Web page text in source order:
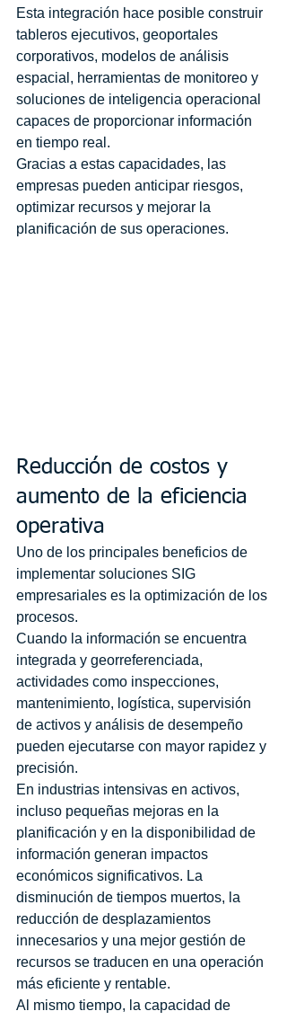
Esta integración hace posible construir
tableros ejecutivos, geoportales
corporativos, modelos de análisis
espacial, herramientas de monitoreo y
soluciones de inteligencia operacional
capaces de proporcionar información
en tiempo real.
Gracias a estas capacidades, las
empresas pueden anticipar riesgos,
optimizar recursos y mejorar la
planificación de sus operaciones.
Reducción de costos y
aumento de la eficiencia
operativa
Uno de los principales beneficios de
implementar soluciones SIG
empresariales es la optimización de los
procesos.
Cuando la información se encuentra
integrada y georreferenciada,
actividades como inspecciones,
mantenimiento, logística, supervisión
de activos y análisis de desempeño
pueden ejecutarse con mayor rapidez y
precisión.
En industrias intensivas en activos,
incluso pequeñas mejoras en la
planificación y en la disponibilidad de
información generan impactos
económicos significativos. La
disminución de tiempos muertos, la
reducción de desplazamientos
innecesarios y una mejor gestión de
recursos se traducen en una operación
más eficiente y rentable.
Al mismo tiempo, la capacidad de